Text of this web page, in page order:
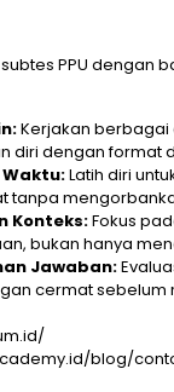
PPU dengan
Kerjakan berbagai
diri dengan format
Latih diri
tanpa
Konteks:Fokus
bukan hanya
Jawaban:
cermat sebelum
blog/